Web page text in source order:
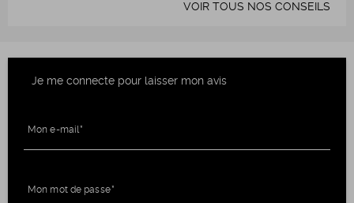
VOIR TOUS NOS CONSEILS
Je me connecte pour laisser mon avis
Mon e-mail
Mon mot de passe